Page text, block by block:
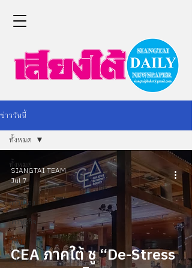
ข่าววันนี้
ทั้งหมด
ข่าว
การเมือง
เศรษฐกิจ
กีฬา
Life &
ทั้งหมด
CEA ภาคใต้ ชู “De-Stress
SIANGTAI TEAM
Jul 7